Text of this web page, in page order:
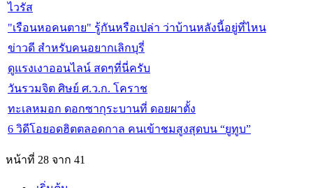
ไวรัส
"เรือนหอคนตาย" รู้กันหรือเปล่า ว่าบ้านหลังนี้อยู่ที่ไหน​
ข่าวดี สำหรับคนอยากเลิกบุรี่
ดูแรงเงาออนไลน์ สดๆที่นี่ครับ
วันรวมจิต ศิษย์ ศ.ว.ก. โคราช
ทะเลหมอก ดอกซากุระบานที่ ดอยผาตั้ง
6 วิดีโอยอดฮิตตลอดกาล คนเข้าชมสูงสุดบน “ยูทูบ”
หน้าที่ 28 จาก 41